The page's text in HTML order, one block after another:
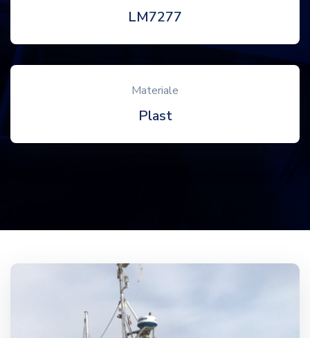
LM7277
Materiale
Plast